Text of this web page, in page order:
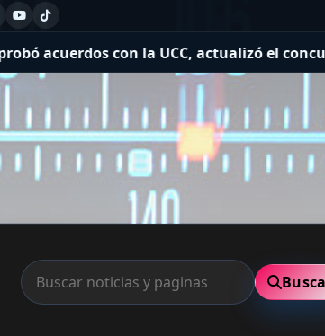
UCC, actualizó el concurso “José Luis